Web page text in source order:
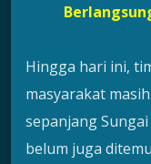
Hingga hari ini,
masyarakat
sepanjang
belum juga